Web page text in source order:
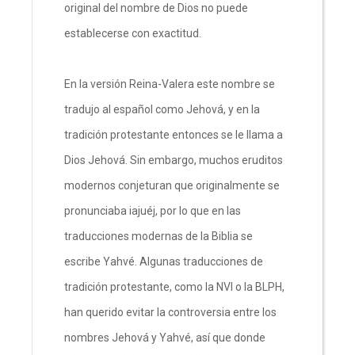
original del nombre de Dios no puede
establecerse con exactitud.
En la versión Reina-Valera este nombre se
tradujo al español como Jehová, y en la
tradición protestante entonces se le llama a
Dios Jehová. Sin embargo, muchos eruditos
modernos conjeturan que originalmente se
pronunciaba iajuéj, por lo que en las
traducciones modernas de la Biblia se
escribe Yahvé. Algunas traducciones de
tradición protestante, como la NVI o la BLPH,
han querido evitar la controversia entre los
nombres Jehová y Yahvé, así que donde